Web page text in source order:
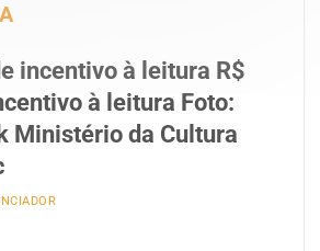
incentivo à leitura R$
à leitura Foto:
Ministério da Cultura